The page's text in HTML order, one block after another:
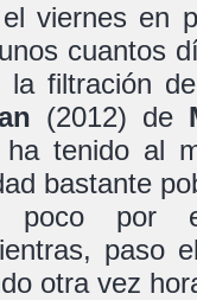
viernes en
cuantos
la filtración
(2012) de
ha tenido al
bastante
poco por
paso
otra vez